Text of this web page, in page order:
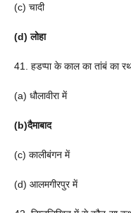
(c) चादी
(d) लोहा
41. हडप्पा के काल का तांबं का
(a) धौलावीरा में
(b)दैमाबाद
(c) कालीबंगन में
(d) आलमगीरपुर में